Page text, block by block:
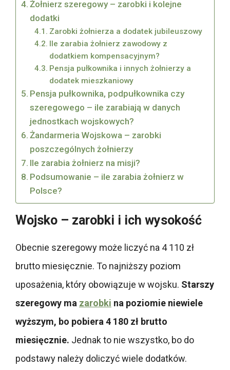
Żołnierz szeregowy – zarobki i kolejne
dodatki
Zarobki żołnierza a dodatek jubileuszowy
Ile zarabia żołnierz zawodowy z
dodatkiem kompensacyjnym?
Pensja pułkownika i innych żołnierzy a
dodatek mieszkaniowy
Pensja pułkownika, podpułkownika czy
szeregowego – ile zarabiają w danych
jednostkach wojskowych?
Żandarmeria Wojskowa – zarobki
poszczególnych żołnierzy
Ile zarabia żołnierz na misji?
Podsumowanie – ile zarabia żołnierz w
Polsce?
Wojsko – zarobki i ich wysokość
Obecnie szeregowy może liczyć na 4 110 zł
brutto miesięcznie. To najniższy poziom
uposażenia, który obowiązuje w wojsku. Starszy
szeregowy ma zarobki na poziomie niewiele
wyższym, bo pobiera 4 180 zł brutto
miesięcznie. Jednak to nie wszystko, bo do
podstawy należy doliczyć wiele dodatków.